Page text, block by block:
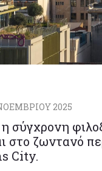
2025
σύγχρονη
στο ζωντανό
City.